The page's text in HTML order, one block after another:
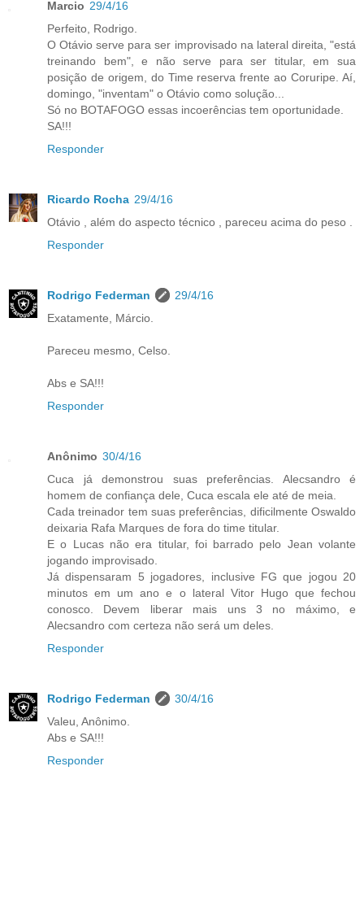
Marcio 29/4/16
Perfeito, Rodrigo.
O Otávio serve para ser improvisado na lateral direita, "está
treinando bem", e não serve para ser titular, em sua
posição de origem, do Time reserva frente ao Coruripe. Aí,
domingo, "inventam" o Otávio como solução...
Só no BOTAFOGO essas incoerências tem oportunidade.
SA!!!
Responder
Ricardo Rocha 29/4/16
Otávio , além do aspecto técnico , pareceu acima do peso .
Responder
Rodrigo Federman
29/4/16
Exatamente, Márcio.
Pareceu mesmo, Celso.
Abs e SA!!!
Responder
Anônimo 30/4/16
Cuca já demonstrou suas preferências. Alecsandro é
homem de confiança dele, Cuca escala ele até de meia.
Cada treinador tem suas preferências, dificilmente Oswaldo
deixaria Rafa Marques de fora do time titular.
E o Lucas não era titular, foi barrado pelo Jean volante
jogando improvisado.
Já dispensaram 5 jogadores, inclusive FG que jogou 20
minutos em um ano e o lateral Vitor Hugo que fechou
conosco. Devem liberar mais uns 3 no máximo, e
Alecsandro com certeza não será um deles.
Responder
Rodrigo Federman
30/4/16
Valeu, Anônimo.
Abs e SA!!!
Responder